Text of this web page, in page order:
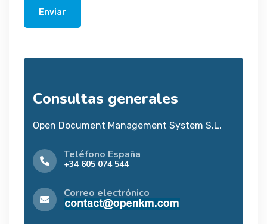
Enviar
Consultas generales
Open Document Management System S.L.
Teléfono España
+34 605 074 544
Correo electrónico